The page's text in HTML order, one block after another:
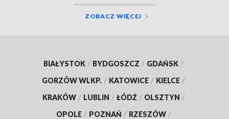
ZOBACZ WIĘCEJ
BIAŁYSTOK / BYDGOSZCZ / GDAŃSK /
GORZÓW WLKP. / KATOWICE / KIELCE /
KRAKÓW / LUBLIN / ŁÓDŹ / OLSZTYN /
OPOLE / POZNAŃ / RZESZÓW /